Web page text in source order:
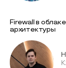
Firewall в
архитектуры